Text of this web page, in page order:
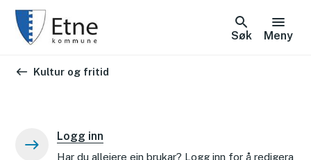
Søk Meny
Du er her:
Kultur og fritid
Logg inn
Har du alleiere ein brukar? Logg inn for å redigera